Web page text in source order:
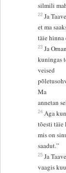
silmili
22 Ja
et ma
täie hinna
23 Ja
kuningas
veised
Ma
annetan
24 Aga
tõesti täie
mis on
saadut.”
25 Ja
vaagis